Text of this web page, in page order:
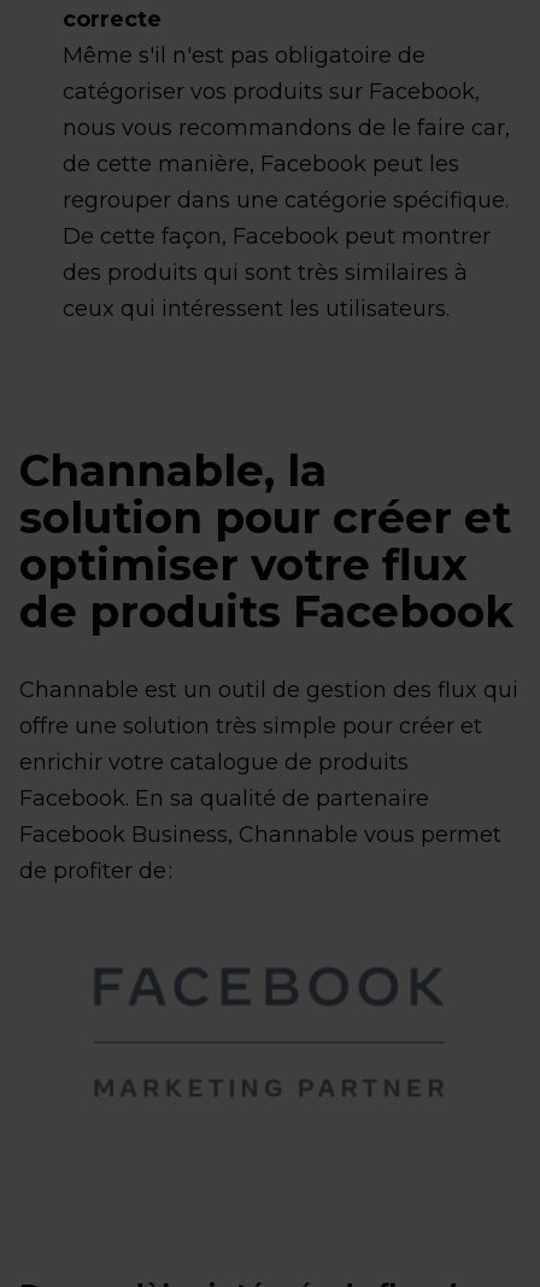
correcte
Même s'il n'est pas obligatoire de
catégoriser vos produits sur Facebook,
nous vous recommandons de le faire car,
de cette manière, Facebook peut les
regrouper dans une catégorie spécifique.
De cette façon, Facebook peut montrer
des produits qui sont très similaires à
ceux qui intéressent les utilisateurs.
Channable, la
solution pour créer et
optimiser votre flux
de produits Facebook
Channable est un outil de gestion des flux qui
offre une solution très simple pour créer et
enrichir votre catalogue de produits
Facebook. En sa qualité de partenaire
Facebook Business, Channable vous permet
de profiter de :